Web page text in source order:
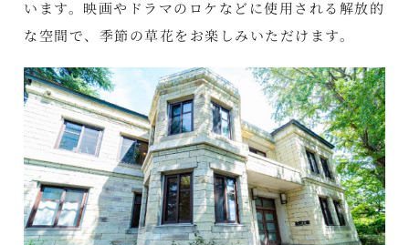
います。映画やドラマのロケなどに使用される解放的
な空間で、季節の草花をお楽しみいただけます。